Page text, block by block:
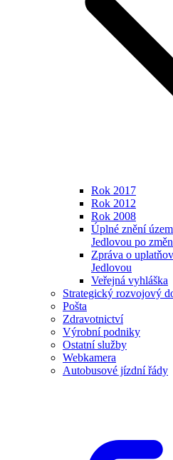
Rok 2017
Rok 2012
Rok 2008
Úplné znění
Jedlovou po
Zpráva o
Jedlovou
Veřejná vyhláška
Strategický rozvojový
Pošta
Zdravotnictví
Výrobní podniky
Ostatní služby
Webkamera
Autobusové jízdní řády